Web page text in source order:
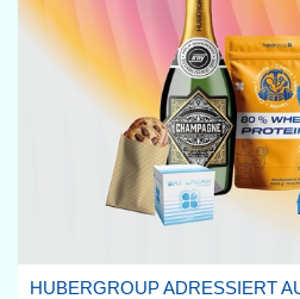
HUBERGROUP ADRESSIERT